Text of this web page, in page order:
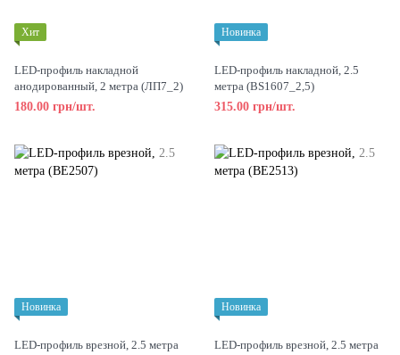
Хит
LED-профиль накладной
анодированный, 2 метра (ЛП7_2)
180.00 грн/шт.
Новинка
LED-профиль накладной, 2.5
метра (BS1607_2,5)
315.00 грн/шт.
Новинка
LED-профиль врезной, 2.5 метра
Новинка
LED-профиль врезной, 2.5 метра